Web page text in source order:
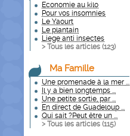
Economie au kilo
Pour vos insomnies
Le Yaourt
Le plantain
Liege anti insectes
> Tous les articles (123)
Ma Famille
Une promenade à la mer ...
Il y a bien longtemps ...
Une petite sortie, par ...
En direct de Guadeloup ...
Qui sait ?Peut être un ...
> Tous les articles (115)